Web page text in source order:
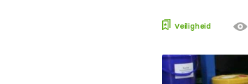
Veiligheid